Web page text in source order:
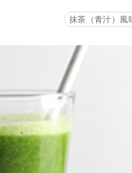
抹茶（青汁）風